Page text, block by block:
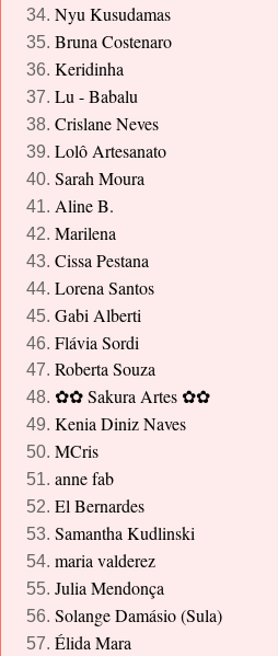
Nyu Kusudamas
Bruna Costenaro
Keridinha
Lu - Babalu
Crislane Neves
Lolô Artesanato
Sarah Moura
Aline B.
Marilena
Cissa Pestana
Lorena Santos
Gabi Alberti
Flávia Sordi
Roberta Souza
✿✿ Sakura Artes ✿✿
Kenia Diniz Naves
MCris
anne fab
El Bernardes
Samantha Kudlinski
maria valderez
Julia Mendonça
Solange Damásio (Sula)
Élida Mara